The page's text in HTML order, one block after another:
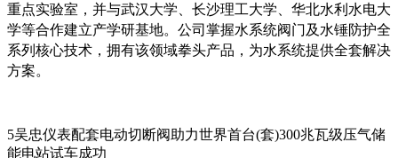
重点实验室，并与武汉大学、长沙理工大学、华北水利水电大
学等合作建立产学研基地。公司掌握水系统阀门及水锤防护全
系列核心技术，拥有该领域拳头产品，为水系统提供全套解决
方案。
5吴忠仪表配套电动切断阀助力世界首台(套)300兆瓦级压气储
能电站试车成功